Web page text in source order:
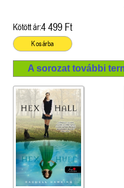
Kötött ár:4 499 Ft
Kosárba
A sorozat további